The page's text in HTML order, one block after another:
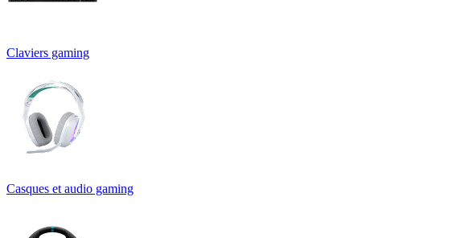
Claviers gaming
Casques et audio gaming